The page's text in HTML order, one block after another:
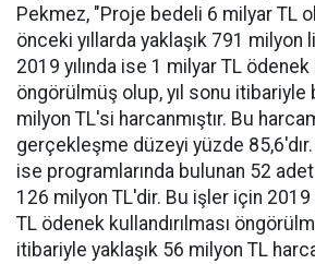
Pekmez, "Proje bedeli 6 milyar TL
önceki yıllarda yaklaşık 791 milyon
2019 yılında ise 1 milyar TL ödenek
öngörülmüş olup, yıl sonu itibariyle
milyon TL'si harcanmıştır. Bu
gerçekleşme düzeyi yüzde
ise programlarında bulunan 52
126 milyon TL'dir. Bu işler için 2019
TL ödenek kullandırılması
itibariyle yaklaşık 56 milyon TL